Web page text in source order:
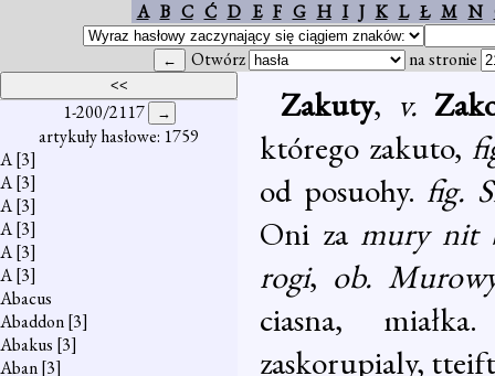
A B C Ć D E F G H I J K L Ł M N
Otwórz na stronie
1-200/2117
artykuły hasłowe: 1759
A[3]
A[3]
A[3]
A[3]
A[3]
A[3]
Abacus
Abaddon[3]
Abakus [3]
Aban[3]
Zakuty, v.
którego zakuto,
od posuohy. fig.
Oni za mury nit
rogi, ob.
ciasna,
zaskorupialy,